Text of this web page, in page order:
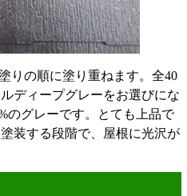
りの順に塗り重ねます。全40
ディープグレーをお選びにな
のグレーです。とても上品で
装する段階で、屋根に光沢が